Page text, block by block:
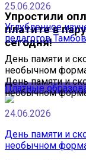
Упростили
платите в
сегодня!
Платные
25.06.2026
Углубленное
педагогов
День памяти и
необычном
День памяти и
необычном
24.06.2026
День памяти и
необычном